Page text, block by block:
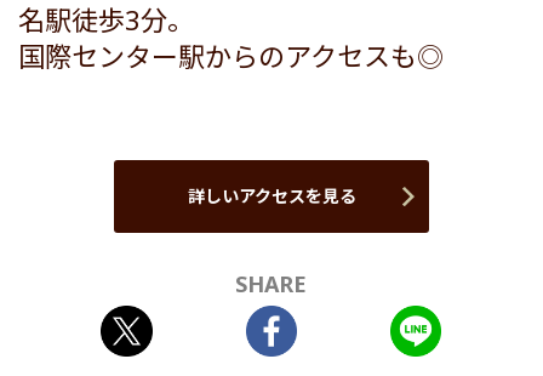
名駅徒歩3分。
国際センター駅からのアクセスも◎
詳しいアクセスを見る
SHARE